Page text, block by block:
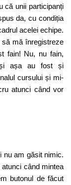
că unii participanți
da, cu condiția
acelei echipe.
mă înregistreze
fain! Nu, nu fain,
așa au fost și
cursului și mi-
atunci când vor
nu am găsit nimic.
când mintea
butonul de făcut